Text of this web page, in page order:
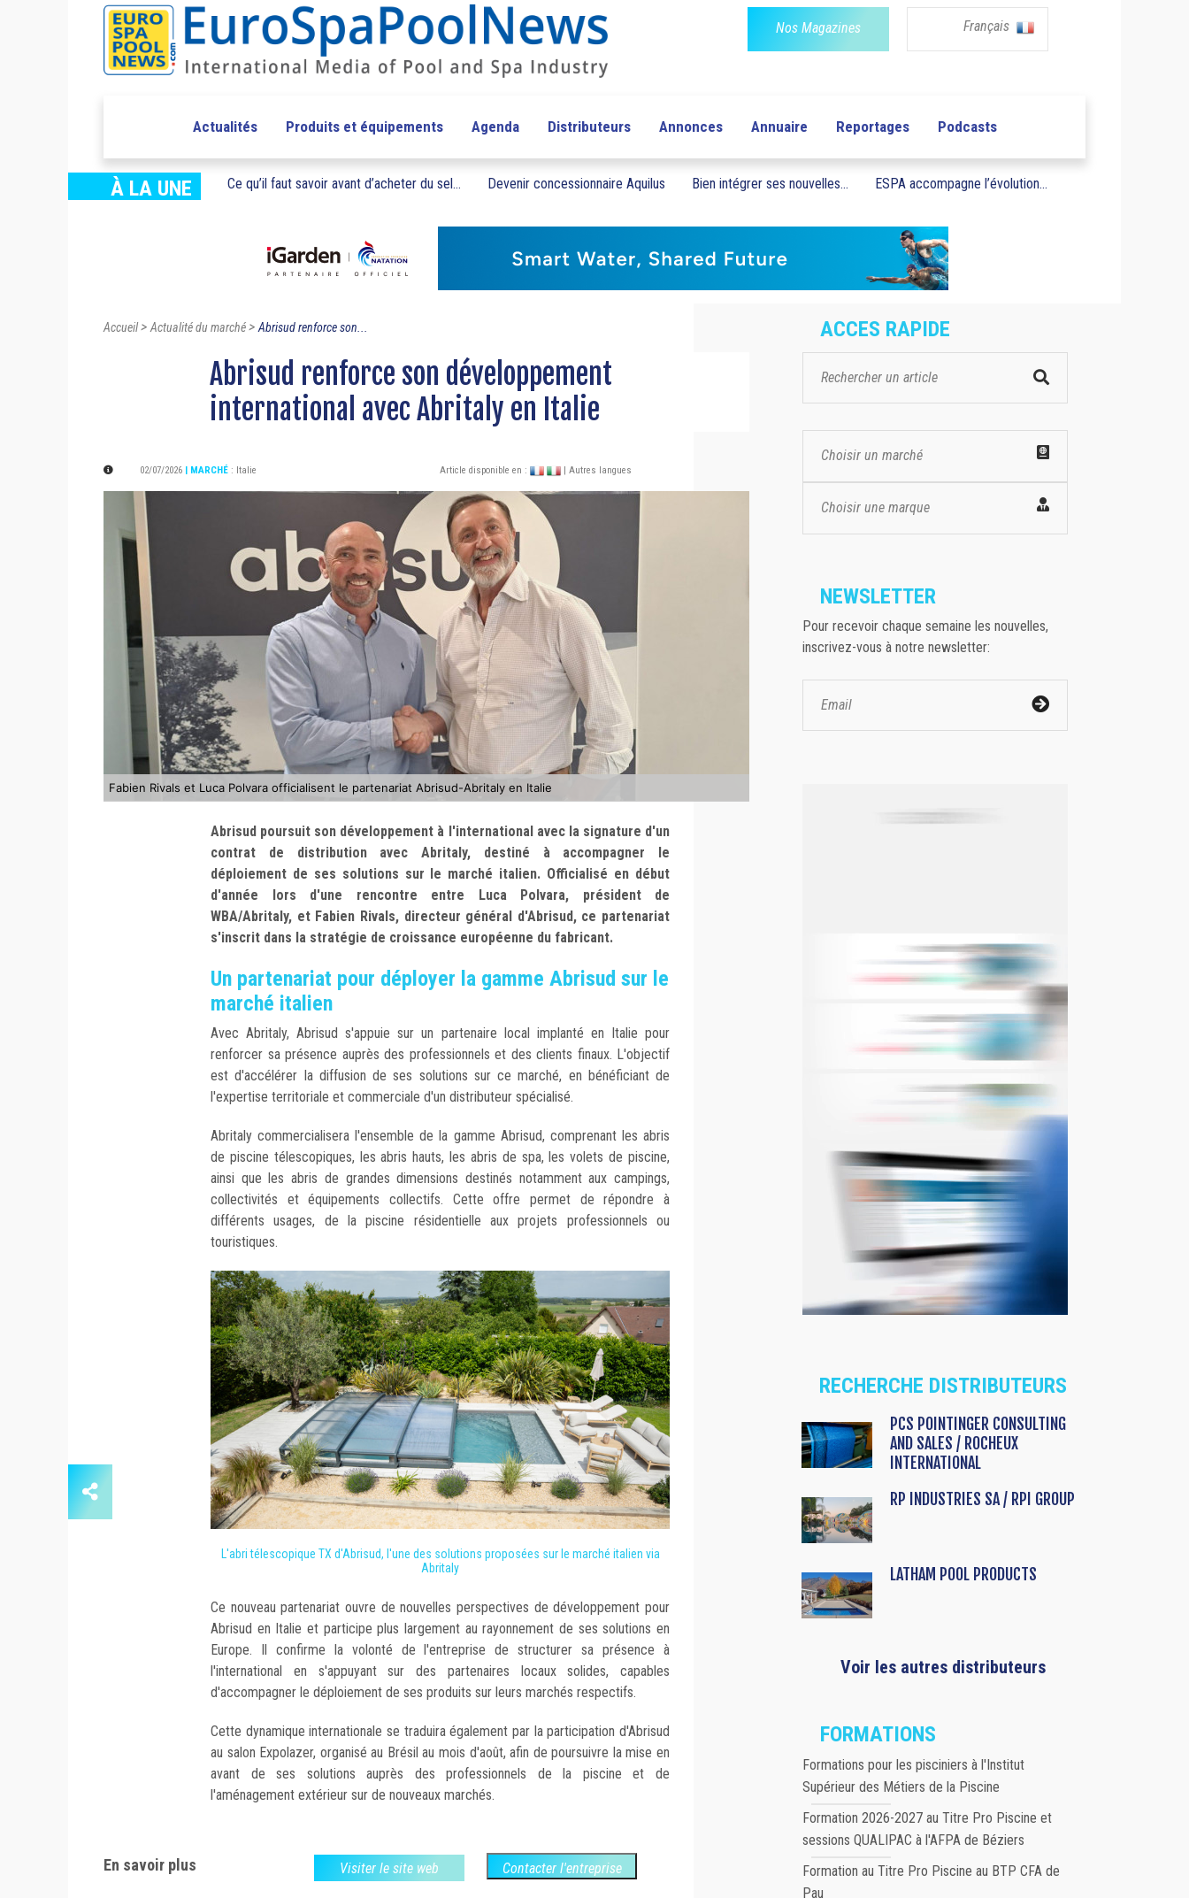
Nos Magazines Français
Actualités Produits et équipements Agenda Distributeurs Annonces Annuaire Reportages Podcasts
À LA UNE Ce qu’il faut savoir avant d’acheter du sel... Devenir concessionnaire Aquilus Bien intégrer ses nouvelles... ESPA accompagne l’évolution...
Accueil>Actualité du marché>Abrisud renforce son...
Abrisud renforce son développement
international avec Abritaly en Italie
02/07/2026 | MARCHÉ : Italie Article disponible en : | Autres langues
Fabien Rivals et Luca Polvara officialisent le partenariat Abrisud-Abritaly en Italie
Abrisud poursuit son développement à l'international avec la signature d'un
contrat de distribution avec Abritaly, destiné à accompagner le
déploiement de ses solutions sur le marché italien. Officialisé en début
d'année lors d'une rencontre entre Luca Polvara, président de
WBA/Abritaly, et Fabien Rivals, directeur général d'Abrisud, ce partenariat
s'inscrit dans la stratégie de croissance européenne du fabricant.
Un partenariat pour déployer la gamme Abrisud sur le
marché italien
Avec Abritaly, Abrisud s'appuie sur un partenaire local implanté en Italie pour
renforcer sa présence auprès des professionnels et des clients finaux. L'objectif
est d'accélérer la diffusion de ses solutions sur ce marché, en bénéficiant de
l'expertise territoriale et commerciale d'un distributeur spécialisé.
Abritaly commercialisera l'ensemble de la gamme Abrisud, comprenant les abris
de piscine télescopiques, les abris hauts, les abris de spa, les volets de piscine,
ainsi que les abris de grandes dimensions destinés notamment aux campings,
collectivités et équipements collectifs. Cette offre permet de répondre à
différents usages, de la piscine résidentielle aux projets professionnels ou
touristiques.
L'abri télescopique TX d'Abrisud, l'une des solutions proposées sur le marché italien via
Abritaly
Ce nouveau partenariat ouvre de nouvelles perspectives de développement pour
Abrisud en Italie et participe plus largement au rayonnement de ses solutions en
Europe. Il confirme la volonté de l'entreprise de structurer sa présence à
l'international en s'appuyant sur des partenaires locaux solides, capables
d'accompagner le déploiement de ses produits sur leurs marchés respectifs.
Cette dynamique internationale se traduira également par la participation d'Abrisud
au salon Expolazer, organisé au Brésil au mois d'août, afin de poursuivre la mise en
avant de ses solutions auprès des professionnels de la piscine et de
l'aménagement extérieur sur de nouveaux marchés.
En savoir plus Visiter le site web Contacter l'entreprise
ACCES RAPIDE
Choisir un marché
Choisir une marque
NEWSLETTER
Pour recevoir chaque semaine les nouvelles,
inscrivez-vous à notre newsletter:
RECHERCHE DISTRIBUTEURS
PCS POINTINGER CONSULTING
AND SALES / ROCHEUX
INTERNATIONAL
RP INDUSTRIES SA / RPI GROUP
LATHAM POOL PRODUCTS
Voir les autres distributeurs
FORMATIONS
Formations pour les pisciniers à l'Institut
Supérieur des Métiers de la Piscine
Formation 2026-2027 au Titre Pro Piscine et
sessions QUALIPAC à l'AFPA de Béziers
Formation au Titre Pro Piscine au BTP CFA de
Pau